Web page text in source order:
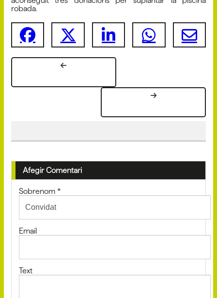
robada.
Afegir Comentari
Sobrenom *
Email
Text